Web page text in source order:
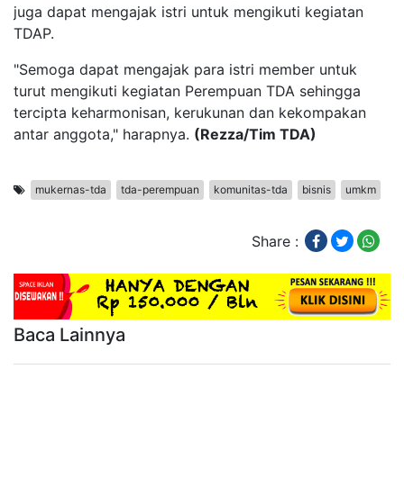
juga dapat mengajak istri untuk mengikuti kegiatan
TDAP.
"Semoga dapat mengajak para istri member untuk
turut mengikuti kegiatan Perempuan TDA sehingga
tercipta keharmonisan, kerukunan dan kekompakan
antar anggota," harapnya. (Rezza/Tim TDA)
mukernas-tda tda-perempuan komunitas-tda bisnis umkm
Share :
Baca Lainnya